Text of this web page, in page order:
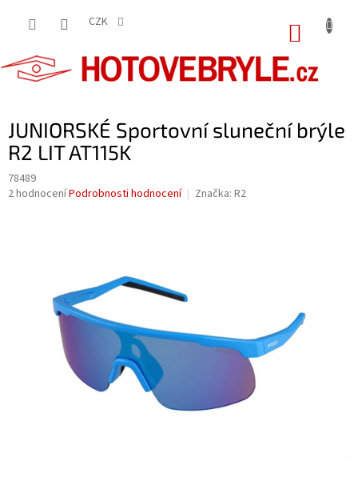
CZK
JUNIORSKÉ Sportovní sluneční brýle
R2 LIT AT115K
78489
Průměrné
hvězdiček.
2 hodnoceníPodrobnosti hodnocení Značka: R2